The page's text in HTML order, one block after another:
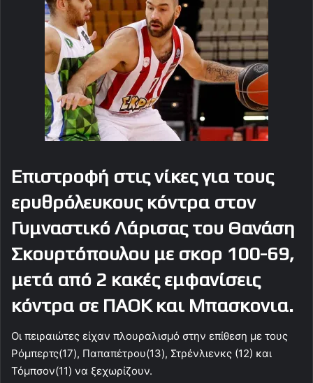
Επιστροφή στις νίκες για τους
ερυθρόλευκους κόντρα στον
Γυμναστικό Λάρισας του Θανάση
Σκουρτόπουλου με σκορ 100-69,
μετά από 2 κακές εμφανίσεις
κόντρα σε ΠΑΟΚ και Μπασκονια.
Οι πειραιώτες είχαν πλουραλισμό στην επίθεση με τους
Ρόμπερτς(17), Παπαπέτρου(13), Στρένλιενκς (12) και
Τόμπσον(11) να ξεχωρίζουν.